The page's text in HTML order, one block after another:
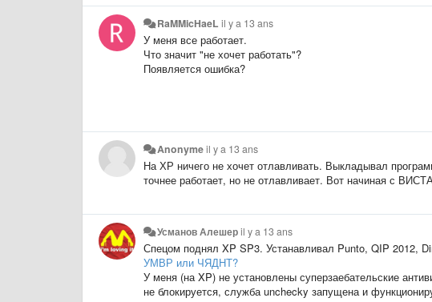
RaMMicHaeL il y a 13 ans
У меня все работает.
Что значит "не хочет работать"?
Появляется ошибка?
Anonymeil y a 13 ans
На ХР ничего не хочет отлавливать. Выкладывал
точнее работает, но не отлавливает. Вот начиная с
Усманов Алешерil y a 13 ans
Спецом поднял XP SP3. Устанавливал Punto, QIP 2012,
УМВР или ЧЯДНТ?
У меня (на XP) не установлены суперзаебательские
не блокируется, служба unchecky запущена и